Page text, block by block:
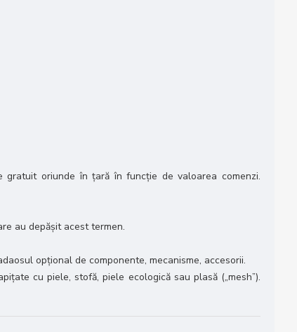
gratuit oriunde în țară în funcție de valoarea comenzi.
au depășit acest termen.
opțional de componente, mecanisme, accesorii.
cu piele, stofă, piele ecologică sau plasă („mesh”).